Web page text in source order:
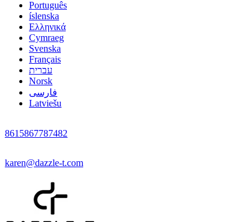
Português
íslenska
Ελληνικά
Cymraeg
Svenska
Français
עברית
Norsk
فارسی
Latviešu
8615867787482
karen@dazzle-t.com